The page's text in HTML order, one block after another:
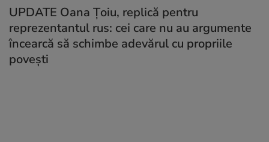
UPDATE Oana Țoiu, replică pentru
reprezentantul rus: cei care nu au argumente
încearcă să schimbe adevărul cu propriile
poveşti